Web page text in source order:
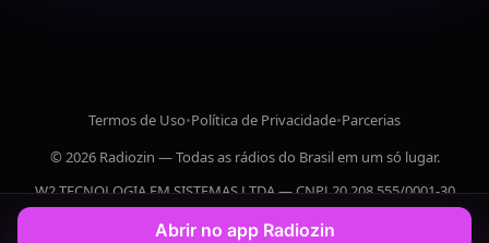
Termos de Uso•Política de Privacidade•Parcerias
© 2026 Radiozin — Todas as rádios do Brasil em um só lugar.
W2 TECNOLOGIA EM SISTEMAS LTDA — CNPJ 20.208.555/0001-30
Abrir no app Radiozin